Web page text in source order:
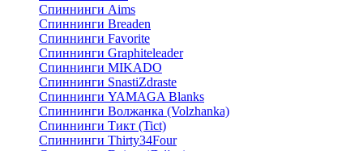
Спиннинги Aims
Спиннинги Breaden
Спиннинги Favorite
Спиннинги Graphiteleader
Спиннинги MIKADO
Спиннинги SnastiZdraste
Спиннинги YAMAGA Blanks
Спиннинги Волжанка (Volzhanka)
Спиннинги Тикт (Tict)
Спиннинги Thirty34Four